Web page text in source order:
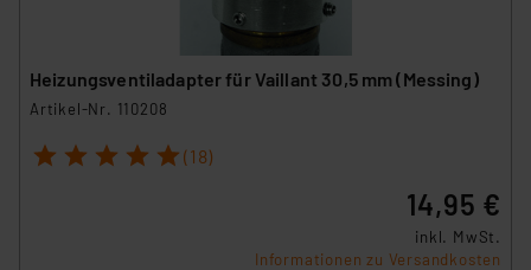
Heizungsventiladapter für Vaillant 30,5 mm (Messing)
Artikel-Nr. 110208
1 2 3 4 5 (18)
14,95 €
inkl. MwSt.
Informationen zu Versandkosten